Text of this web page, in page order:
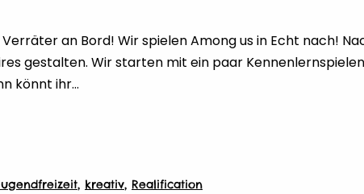
an Bord! Wir spielen Among us in Echt nach!
gestalten. Wir starten mit ein paar
könnt ihr…
, kreativ, Realification